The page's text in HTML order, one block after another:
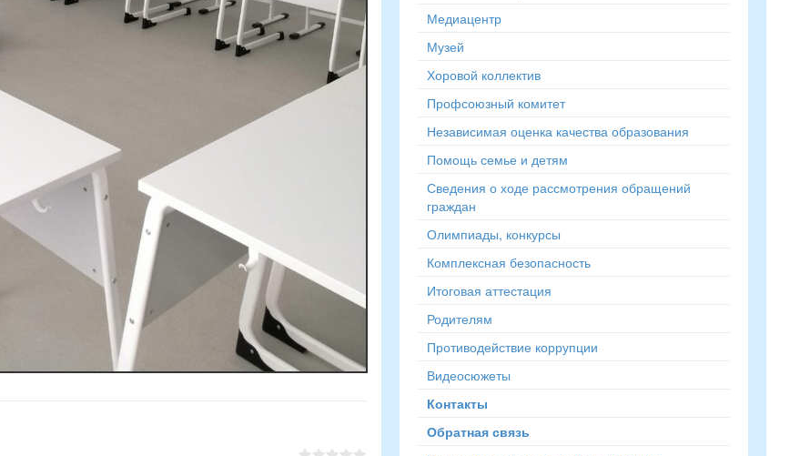
Медиацентр
Музей
Хоровой коллектив
Профсоюзный комитет
Независимая оценка качества образования
Помощь семье и детям
Сведения о ходе рассмотрения обращений
граждан
Олимпиады, конкурсы
Комплексная безопасность
Итоговая аттестация
Родителям
Противодействие коррупции
Видеосюжеты
Контакты
Обратная связь